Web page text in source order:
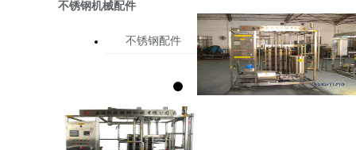
不锈钢机械配件
不锈钢配件